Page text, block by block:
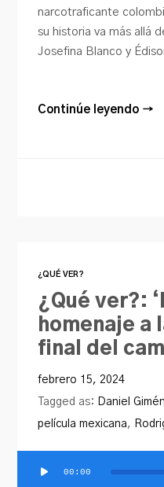
narcotraficante
su historia va más allá
Josefina Blanco y
Continúe leyendo →
¿QUÉ VER?
¿Qué ver?:
homenaje a
final del
febrero 15, 2024
Tagged as:
Daniel
película mexicana,
Reproductor
00:00